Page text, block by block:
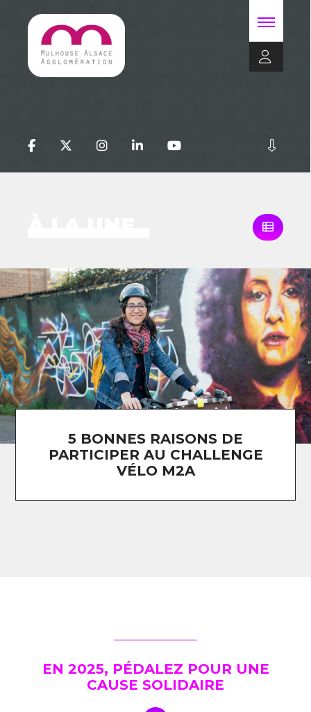
5 BONNES RAISONS DE
PARTICIPER AU CHALLENGE
VÉLO M2A
EN 2025, PÉDALEZ POUR UNE
CAUSE SOLIDAIRE